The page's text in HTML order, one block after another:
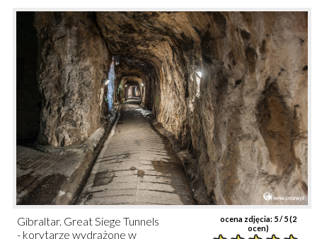
ocena zdjęcia: 5/ 5 (2
ocen)
Gibraltar. Great Siege Tunnels
- korytarze wydrążone w